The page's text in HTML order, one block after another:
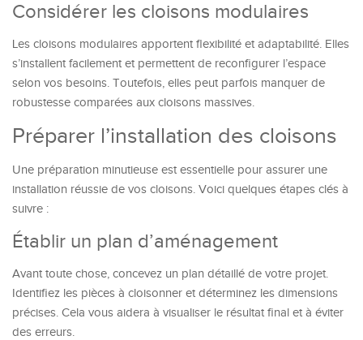
Considérer les cloisons modulaires
Les cloisons modulaires apportent flexibilité et adaptabilité. Elles
s’installent facilement et permettent de reconfigurer l’espace
selon vos besoins. Toutefois, elles peut parfois manquer de
robustesse comparées aux cloisons massives.
Préparer l’installation des cloisons
Une préparation minutieuse est essentielle pour assurer une
installation réussie de vos cloisons. Voici quelques étapes clés à
suivre :
Établir un plan d’aménagement
Avant toute chose, concevez un plan détaillé de votre projet.
Identifiez les pièces à cloisonner et déterminez les dimensions
précises. Cela vous aidera à visualiser le résultat final et à éviter
des erreurs.